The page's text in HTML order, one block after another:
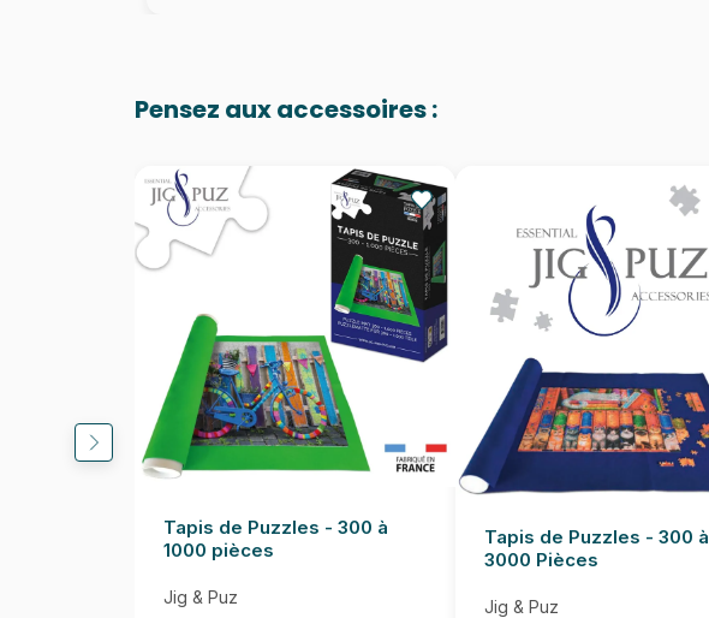
Pensez aux accessoires :
Tapis de Puzzles - 300 à
1000 pièces
Jig & Puz
Tapis de Puzzles - 300 à
3000 Pièces
Jig & Puz